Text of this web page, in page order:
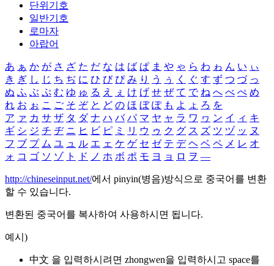
단위기호
일반기호
로마자
아랍어
あ ぁ か が さ ざ た だ な は ば ぱ ま や ゃ ら わ ゎ ん い ぃ
き ぎ し じ ち ぢ に ひ び ぴ み り う ぅ く ぐ す ず つ づ っ
ぬ ふ ぶ ぷ む ゆ ゅ る え ぇ け げ せ ぜ て で ね へ べ ぺ め
れ お ぉ こ ご そ ぞ と ど の ほ ぼ ぽ も よ ょ ろ を
ア ァ カ サ ザ タ ダ ナ ハ バ パ マ ヤ ャ ラ ワ ヮ ン イ ィ キ
ギ シ ジ チ ヂ ニ ヒ ビ ピ ミ リ ウ ゥ ク グ ス ズ ツ ヅ ッ ヌ
フ ブ プ ム ユ ュ ル エ ェ ケ ゲ セ ゼ テ デ ヘ ベ ペ メ レ オ
ォ コ ゴ ソ ゾ ト ド ノ ホ ボ ポ モ ヨ ョ ロ ヲ ―
http://chineseinput.net/에서 pinyin(병음)방식으로 중국어를 변환
할 수 있습니다.
변환된 중국어를 복사하여 사용하시면 됩니다.
예시)
中文 을 입력하시려면 zhongwen을 입력하시고 space를